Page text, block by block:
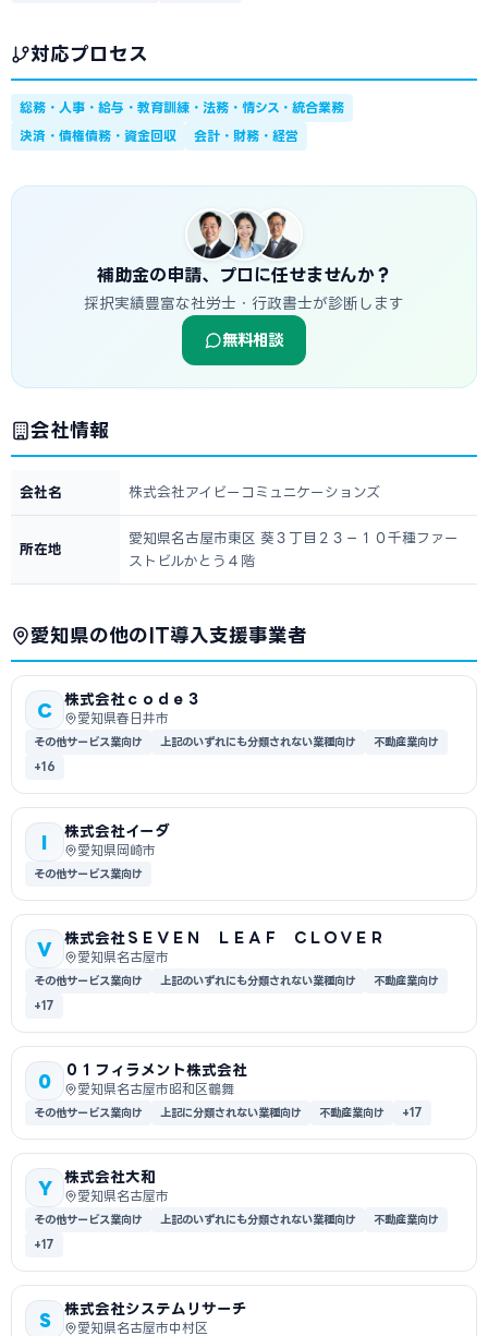
対応プロセス
総務・人事・給与・教育訓練・法務・情シス・統合業務
決済・債権債務・資金回収
会計・財務・経営
補助金の申請、プロに任せませんか？
採択実績豊富な社労士・行政書士が診断します
無料相談
会社情報
会社名 株式会社アイビーコミュニケーションズ
所在地
愛知県名古屋市東区 葵３丁目２３－１０千種ファー
ストビルかとう４階
愛知県の他のIT導入支援事業者
C
株式会社ｃｏｄｅ３
愛知県春日井市
その他サービス業向け 上記のいずれにも分類されない業種向け
不動産業向け
+16
I
株式会社イーダ
愛知県岡崎市
その他サービス業向け
V
株式会社ＳＥＶＥＮ ＬＥＡＦ ＣＬＯＶＥＲ
愛知県名古屋市
その他サービス業向け 上記のいずれにも分類されない業種向け
不動産業向け
+17
0
０１フィラメント株式会社
愛知県名古屋市昭和区鶴舞
その他サービス業向け 上記に分類されない業種向け 不動産業向け +17
Y
株式会社大和
愛知県名古屋市
その他サービス業向け 上記のいずれにも分類されない業種向け
不動産業向け
+17
S
株式会社システムリサーチ
愛知県名古屋市中村区